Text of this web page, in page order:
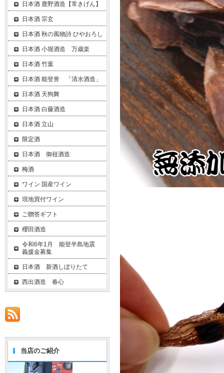
日本酒 鹿野酒造【常きげん】
日本酒 宗玄
日本酒 秋の風物詩 ひやおろし
日本酒 小堀酒造 万歳楽
日本酒 竹葉
日本酒 能登誉 「清水酒造」
日本酒 天狗舞
日本酒 白藤酒造
日本酒 立山
限定酒
日本酒 御祖酒造
梅酒
ワイン 国産ワイン
現地買付ワイン
ご贈答ギフト
櫻田酒造
令和6年1月 能登半島地震
義援金募集
日本酒 新酒しぼりたて
西出酒造 春心
当店のご紹介